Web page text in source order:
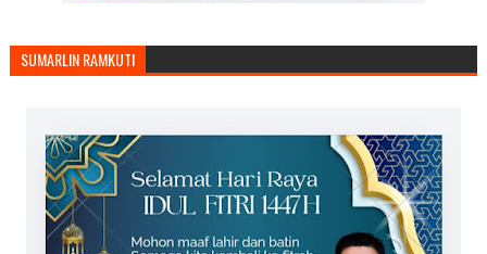
SUMARLIN RAMKUTI